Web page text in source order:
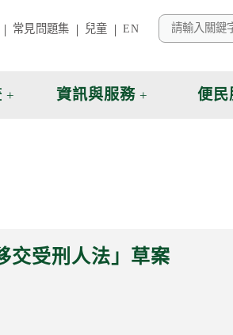
常見問題集 兒童 EN
資訊與服務 便民
交受刑人法」草案